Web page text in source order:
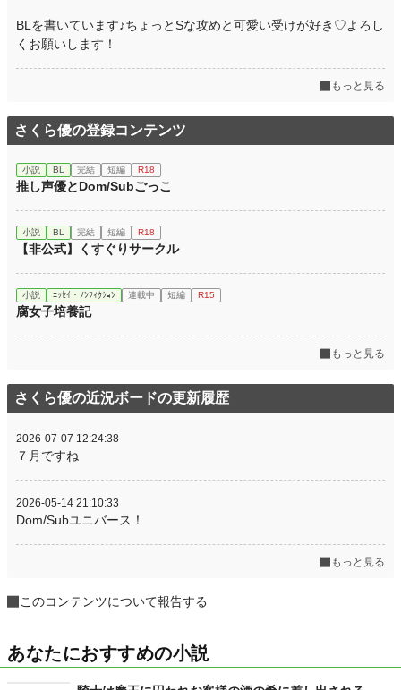
BLを書いています♪ちょっとSな攻めと可愛い受けが好き♡よろし
くお願いします！
もっと見る
さくら優の登録コンテンツ
小説 BL 完結 短編 R18
推し声優とDom/Subごっこ
小説 BL 完結 短編 R18
【非公式】くすぐりサークル
小説 ｴｯｾｲ・ﾉﾝﾌｨｸｼｮﾝ 連載中 短編 R15
腐女子培養記
もっと見る
さくら優の近況ボードの更新履歴
2026-07-07 12:24:38
７月ですね
2026-05-14 21:10:33
Dom/Subユニバース！
もっと見る
このコンテンツについて報告する
あなたにおすすめの小説